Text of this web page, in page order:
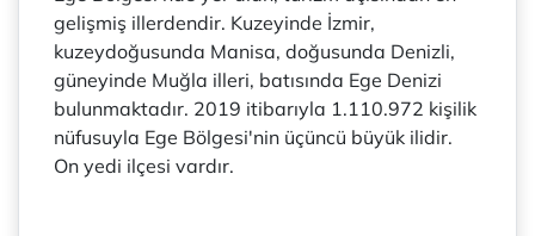
gelişmiş illerdendir. Kuzeyinde İzmir,
kuzeydoğusunda Manisa, doğusunda Denizli,
güneyinde Muğla illeri, batısında Ege Denizi
bulunmaktadır. 2019 itibarıyla 1.110.972 kişilik
nüfusuyla Ege Bölgesi'nin üçüncü büyük ilidir.
On yedi ilçesi vardır.